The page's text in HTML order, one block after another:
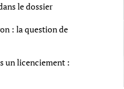
le dossier
: la question de
un licenciement :